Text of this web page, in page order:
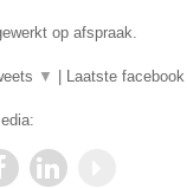
op afspraak.
▼ Laatste